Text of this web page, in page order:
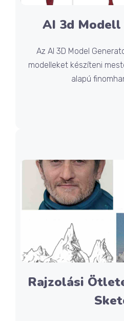
AI 3d
Az AI 3D Model
modelleket készíteni
alapú
Rajzolási